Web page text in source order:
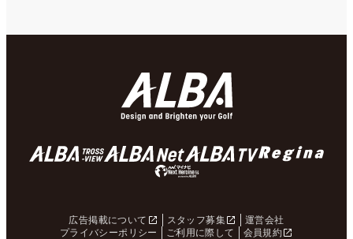
広告掲載について スタッフ募集
運営会社
プライバシーポリシー
ご利用に際して
会員規約